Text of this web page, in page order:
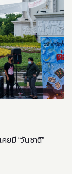
ยมี “วันชาติ”